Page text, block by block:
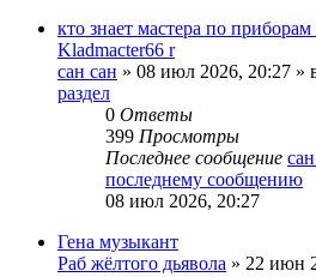
кто знает мастера по
Kladmacter66 r
сан сан » 08 июл 2026, 20:27 »
раздел
0 Ответы
399 Просмотры
Последнее сообщение
последнему сообщению
08 июл 2026, 20:27
Гена музыкант
Раб жёлтого дьявола » 22 июн